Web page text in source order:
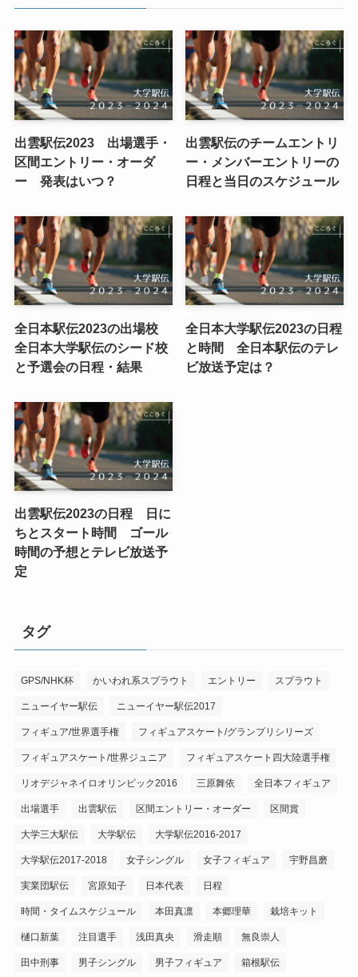
出雲駅伝2023 出場選手・
区間エントリー・オーダ
ー 発表はいつ？
出雲駅伝のチームエントリ
ー・メンバーエントリーの
日程と当日のスケジュール
全日本駅伝2023の出場校
全日本大学駅伝のシード校
と予選会の日程・結果
全日本大学駅伝2023の日程
と時間 全日本駅伝のテレ
ビ放送予定は？
出雲駅伝2023の日程 日に
ちとスタート時間 ゴール
時間の予想とテレビ放送予
定
タグ
GPS/NHK杯 かいわれ系スプラウト エントリー スプラウト
ニューイヤー駅伝 ニューイヤー駅伝2017
フィギュア/世界選手権 フィギュアスケート/グランプリシリーズ
フィギュアスケート/世界ジュニア フィギュアスケート四大陸選手権
リオデジャネイロオリンピック2016 三原舞依 全日本フィギュア
出場選手 出雲駅伝 区間エントリー・オーダー 区間賞
大学三大駅伝 大学駅伝 大学駅伝2016-2017
大学駅伝2017-2018 女子シングル 女子フィギュア 宇野昌磨
実業団駅伝 宮原知子 日本代表 日程
時間・タイムスケジュール 本田真凛 本郷理華 栽培キット
樋口新葉 注目選手 浅田真央 滑走順 無良崇人
田中刑事 男子シングル 男子フィギュア 箱根駅伝